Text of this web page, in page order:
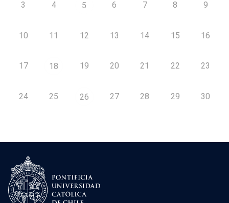
3 4 5 6 7 8 9
10 11 12 13 14 15 16
17 18 19 20 21 22 23
24 25 26 27 28 29 30